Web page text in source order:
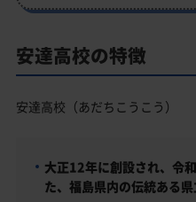
安達高校の特徴
安達高校（あだちこうこう）
大正12年に創設され、令
た、福島県内の伝統ある県